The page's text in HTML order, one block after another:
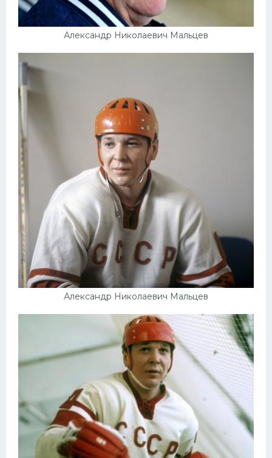
Александр Николаевич Мальцев
Александр Николаевич Мальцев